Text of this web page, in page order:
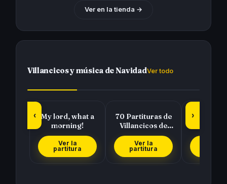
Ver en la tienda →
Villancicos y música de NavidadVer todo
‹
My lord, what a
morning!
Ver la
partitura
70 Partituras de
Villancicos de
Navidad para
tocar con tu…
Ver la
partitura
›